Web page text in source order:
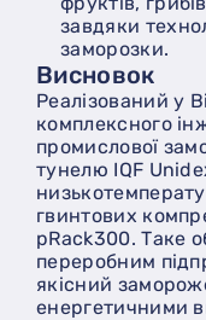
завдяки
заморозки.
Висновок
Реалізований у
комплексного
промислової
тунелю IQF
гвинтових
pRack300. Таке
переробним
якісний
енергетичними